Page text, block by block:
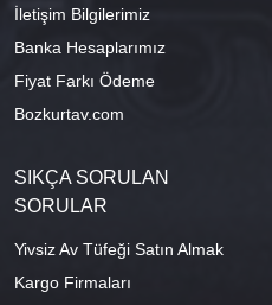
İletişim Bilgilerimiz
Banka Hesaplarımız
Fiyat Farkı Ödeme
Bozkurtav.com
SIKÇA SORULAN
SORULAR
Yivsiz Av Tüfeği Satın Almak
Kargo Firmaları